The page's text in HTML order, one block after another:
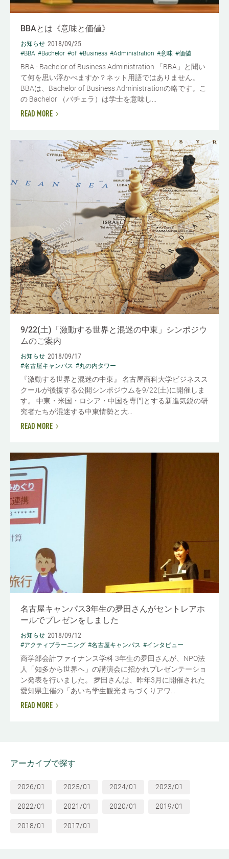
BBAとは《意味と価値》
お知らせ 2018/09/25
#BBA #Bachelor #of #Business #Administration #意味 #価値
BBA - Bachelor of Business Administration 「BBA」と聞い
て何を思い浮かべますか？ネット用語ではありません。
BBAは、Bachelor of Business Administrationの略です。こ
の Bachelor （バチェラ）は学士を意味し...
READ MORE
9/22(土)「激動する世界と混迷の中東」シンポジウ
ムのご案内
お知らせ 2018/09/17
#名古屋キャンパス #丸の内タワー
『激動する世界と混迷の中東』 名古屋商科大学ビジネスス
クールが後援する公開シンポジウムを9/22(土)に開催しま
す。 中東・米国・ロシア・中国を専門とする新進気鋭の研
究者たちが混迷する中東情勢と大...
READ MORE
名古屋キャンパス3年生の夛田さんがセントレアホ
ールでプレゼンをしました
お知らせ 2018/09/12
#アクティブラーニング #名古屋キャンパス #インタビュー
商学部会計ファイナンス学科 3年生の夛田さんが、NPO法
人「知多から世界へ」の講演会に招かれプレゼンテーショ
ン発表を行いました。 夛田さんは、昨年3月に開催された
愛知県主催の「あいち学生観光まちづくりアワ...
READ MORE
アーカイブで探す
2026/01 2025/01 2024/01 2023/01
2022/01 2021/01 2020/01 2019/01
2018/01 2017/01